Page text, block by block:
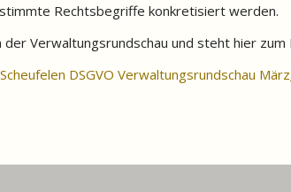
Rechtsbegriffe konkretisiert werden.
Verwaltungsrundschau und steht hier
DSGVO Verwaltungsrundschau